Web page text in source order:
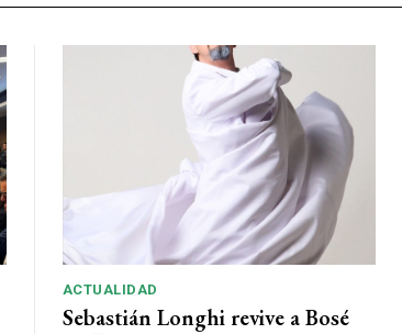
ACTUALIDAD
Sebastián Longhi revive a Bosé